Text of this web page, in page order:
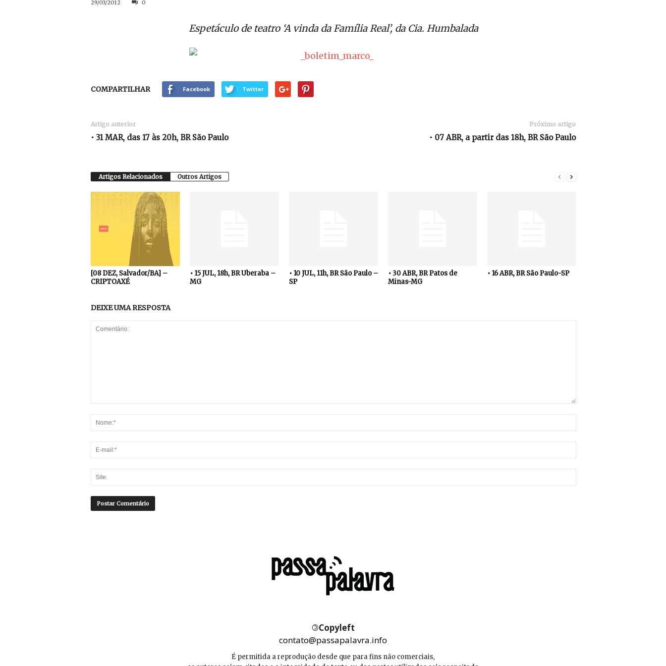
29/03/2012 0
Espetáculo de teatro ‘A vinda da Família Real’, da Cia. Humbalada
COMPARTILHAR Facebook Twitter
Artigo anterior
• 31 MAR, das 17 às 20h, BR São Paulo
Próximo artigo
• 07 ABR, a partir das 18h, BR São Paulo
Artigos Relacionados Outros Artigos
[08 DEZ, Salvador/BA] –
CRIPTOAXÉ
• 15 JUL, 18h, BR Uberaba –
MG
• 10 JUL, 11h, BR São Paulo –
SP
• 30 ABR, BR Patos de
Minas-MG
• 16 ABR, BR São Paulo-SP
DEIXE UMA RESPOSTA
©Copyleft
contato@passapalavra.info
É permitida a reprodução desde que para fins não comerciais,